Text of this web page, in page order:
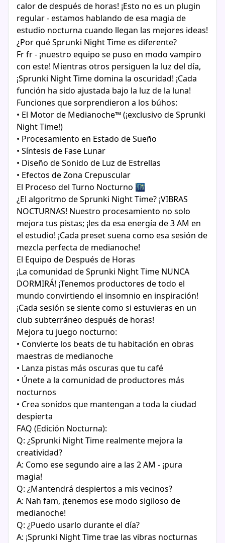
calor de después de horas! ¡Esto no es un plugin
regular - estamos hablando de esa magia de
estudio nocturna cuando llegan las mejores ideas!
¿Por qué Sprunki Night Time es diferente?
Fr fr - ¡nuestro equipo se puso en modo vampiro
con este! Mientras otros persiguen la luz del día,
¡Sprunki Night Time domina la oscuridad! ¡Cada
función ha sido ajustada bajo la luz de la luna!
Funciones que sorprendieron a los búhos:
• El Motor de Medianoche™ (¡exclusivo de Sprunki
Night Time!)
• Procesamiento en Estado de Sueño
• Síntesis de Fase Lunar
• Diseño de Sonido de Luz de Estrellas
• Efectos de Zona Crepuscular
El Proceso del Turno Nocturno 🌃
¿El algoritmo de Sprunki Night Time? ¡VIBRAS
NOCTURNAS! Nuestro procesamiento no solo
mejora tus pistas; ¡les da esa energía de 3 AM en
el estudio! ¡Cada preset suena como esa sesión de
mezcla perfecta de medianoche!
El Equipo de Después de Horas
¡La comunidad de Sprunki Night Time NUNCA
DORMIRÁ! ¡Tenemos productores de todo el
mundo convirtiendo el insomnio en inspiración!
¡Cada sesión se siente como si estuvieras en un
club subterráneo después de horas!
Mejora tu juego nocturno:
• Convierte los beats de tu habitación en obras
maestras de medianoche
• Lanza pistas más oscuras que tu café
• Únete a la comunidad de productores más
nocturnos
• Crea sonidos que mantengan a toda la ciudad
despierta
FAQ (Edición Nocturna):
Q: ¿Sprunki Night Time realmente mejora la
creatividad?
A: Como ese segundo aire a las 2 AM - ¡pura
magia!
Q: ¿Mantendrá despiertos a mis vecinos?
A: Nah fam, ¡tenemos ese modo sigiloso de
medianoche!
Q: ¿Puedo usarlo durante el día?
A: ¡Sprunki Night Time trae las vibras nocturnas